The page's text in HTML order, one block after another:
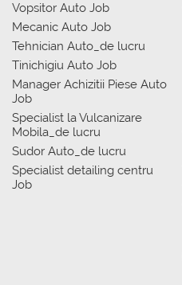
Vopsitor Auto Job
Mecanic Auto Job
Tehnician Auto_de lucru
Tinichigiu Auto Job
Manager Achizitii Piese Auto
Job
Specialist la Vulcanizare
Mobila_de lucru
Sudor Auto_de lucru
Specialist detailing centru
Job